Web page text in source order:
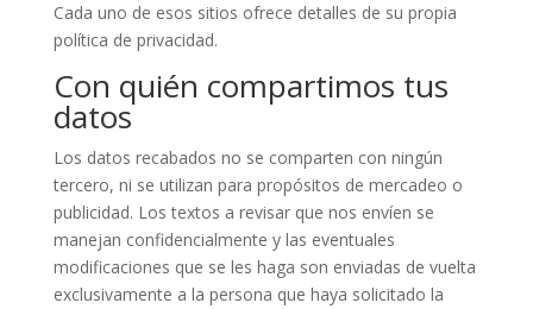
Cada uno de esos sitios ofrece detalles de su propia
política de privacidad.
Con quién compartimos tus
datos
Los datos recabados no se comparten con ningún
tercero, ni se utilizan para propósitos de mercadeo o
publicidad. Los textos a revisar que nos envíen se
manejan confidencialmente y las eventuales
modificaciones que se les haga son enviadas de vuelta
exclusivamente a la persona que haya solicitado la